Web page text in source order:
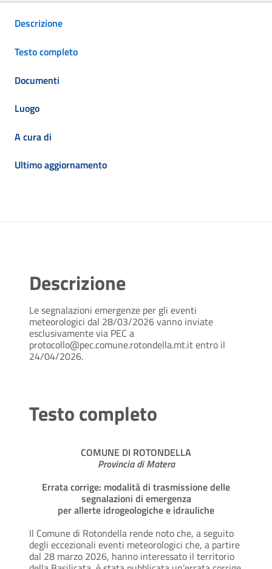
Descrizione
Testo completo
Documenti
Luogo
A cura di
Ultimo aggiornamento
Descrizione
Le segnalazioni emergenze per gli eventi
meteorologici dal 28/03/2026 vanno inviate
esclusivamente via PEC a
protocollo@pec.comune.rotondella.mt.it entro il
24/04/2026.
Testo completo
COMUNE DI ROTONDELLA
Provincia di Matera
Errata corrige: modalità di trasmissione delle
segnalazioni di emergenza
per allerte idrogeologiche e idrauliche
Il Comune di Rotondella rende noto che, a seguito
degli eccezionali eventi meteorologici che, a partire
dal 28 marzo 2026, hanno interessato il territorio